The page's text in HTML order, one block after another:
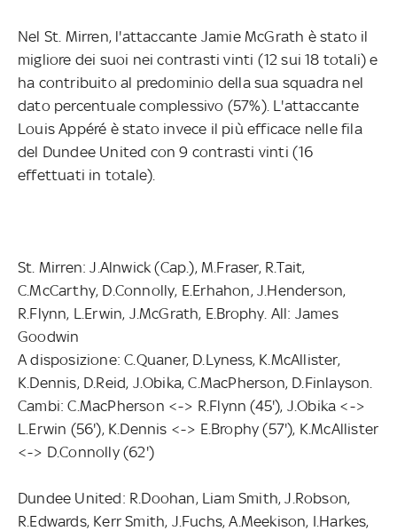
Nel St. Mirren, l'attaccante Jamie McGrath è stato il
migliore dei suoi nei contrasti vinti (12 sui 18 totali) e
ha contribuito al predominio della sua squadra nel
dato percentuale complessivo (57%). L'attaccante
Louis Appéré è stato invece il più efficace nelle fila
del Dundee United con 9 contrasti vinti (16
effettuati in totale).
St. Mirren: J.Alnwick (Cap.), M.Fraser, R.Tait,
C.McCarthy, D.Connolly, E.Erhahon, J.Henderson,
R.Flynn, L.Erwin, J.McGrath, E.Brophy. All: James
Goodwin
A disposizione: C.Quaner, D.Lyness, K.McAllister,
K.Dennis, D.Reid, J.Obika, C.MacPherson, D.Finlayson.
Cambi: C.MacPherson <-> R.Flynn (45'), J.Obika <->
L.Erwin (56'), K.Dennis <-> E.Brophy (57'), K.McAllister
<-> D.Connolly (62')
Dundee United: R.Doohan, Liam Smith, J.Robson,
R.Edwards, Kerr Smith, J.Fuchs, A.Meekison, I.Harkes,